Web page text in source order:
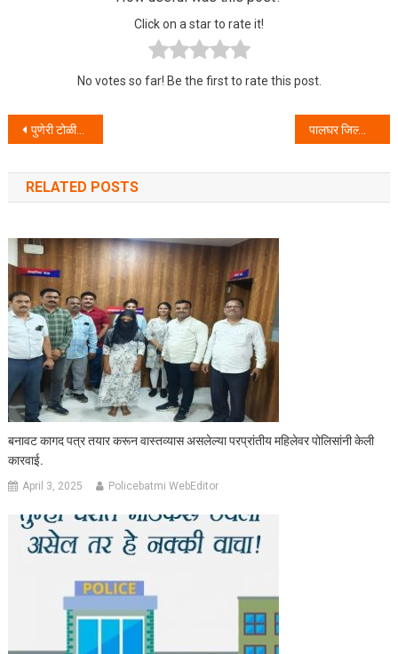
Click on a star to rate it!
No votes so far! Be the first to rate this post.
Post navigation
पुणेरी टोळीचा कोपर खैरणेत हैदोस, पोलिसांनी पाठलाग करून पकडले आरोपी पालघर जिल्ह्यातील विविध पोलिस स्टेशन च्या हद्दीत राजरोस पणे सुरू आहे मटका जुगार सफाळा पोलिसांनी केली कारवाई
RELATED POSTS
बनावट कागद पत्र तयार करून वास्तव्यास असलेल्या परप्रांतीय महिलेवर पोलिसांनी केली
कारवाई.
April 3, 2025 Policebatmi WebEditor